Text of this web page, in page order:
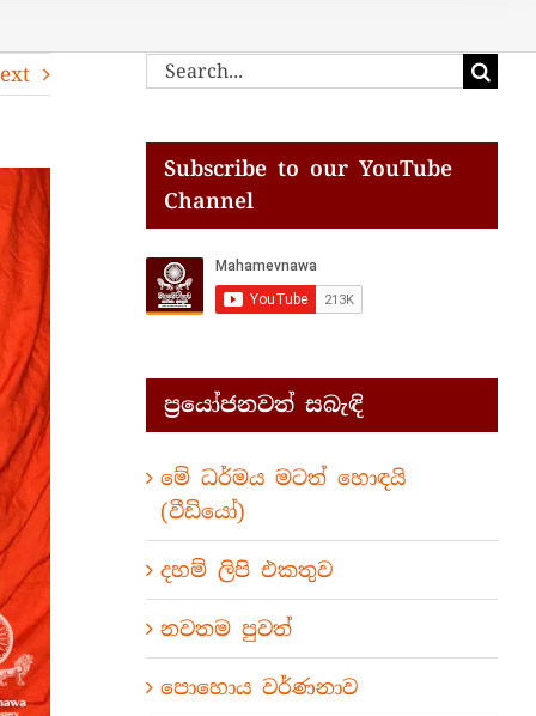
Search
Subscribe to our YouTube
Channel
ප්‍රයෝජනවත් සබැඳි
මේ ධර්මය මටත් හොඳයි
(වීඩියෝ)
දහම් ලිපි එකතුව
නවතම පුවත්
පොහොය වර්ණනාව